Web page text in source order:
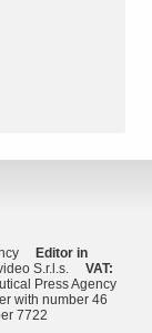
Editor in
S.r.l.s. VAT:
Press Agency
with number 46
7722